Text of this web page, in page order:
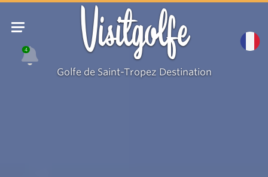
4 Visitgolfe
Golfe de Saint-Tropez Destination